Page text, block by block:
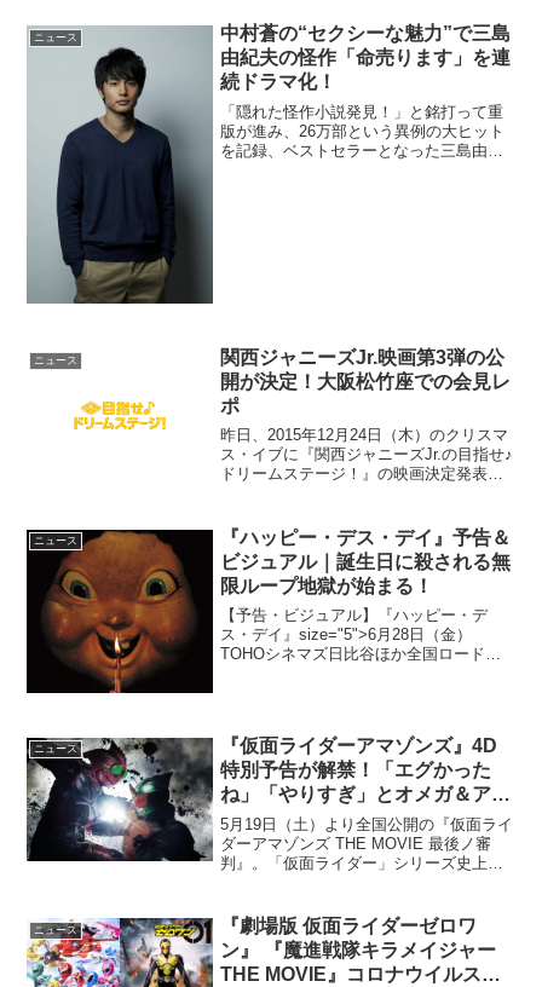
ニュース
中村蒼の“セクシーな魅力”で三島
由紀夫の怪作「命売ります」を連
続ドラマ化！
「隠れた怪作小説発見！」と銘打って重
版が進み、26万部という異例の大ヒット
を記録、ベストセラーとなった三島由紀
ニュース
関西ジャニーズJr.映画第3弾の公
開が決定！大阪松竹座での会見レ
ポ
昨日、2015年12月24日（木）のクリスマ
ス・イブに『関西ジャニーズJr.の目指せ♪
ドリームステージ！』の映画決定発表が
す！関ジャニ∞、ジャニーズWESTに続く
関...
ニュース
『ハッピー・デス・デイ』予告＆
ビジュアル｜誕生日に殺される無
限ループ地獄が始まる！
【予告・ビジュアル】『ハッピー・デ
ス・デイ』size="5">6月28日（金）
TOHOシネマズ日比谷ほか全国ロードシ
イ』。自分の誕生...
ニュース
『仮面ライダーアマゾンズ』4D
特別予告が解禁！「エグかった
ね」「やりすぎ」とオメガ＆アル
ファも興奮
5月19日（土）より全国公開の『仮面ライ
ダーアマゾンズ THE MOVIE 最後ノ審
判』。「仮面ライダー」シリーズ史上初
像が解禁となった。20...
ニュース
『劇場版 仮面ライダーゼロワ
ン』 『魔進戦隊キラメイジャー
THE MOVIE』コロナウイルスの